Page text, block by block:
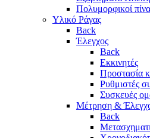
Πολυμορφικοί
Υλικό Ράγας
Back
Έλεγχος
Back
Εκκινητές
Προστασία
Ρυθμιστές
Συσκευές
Μέτρηση &
Back